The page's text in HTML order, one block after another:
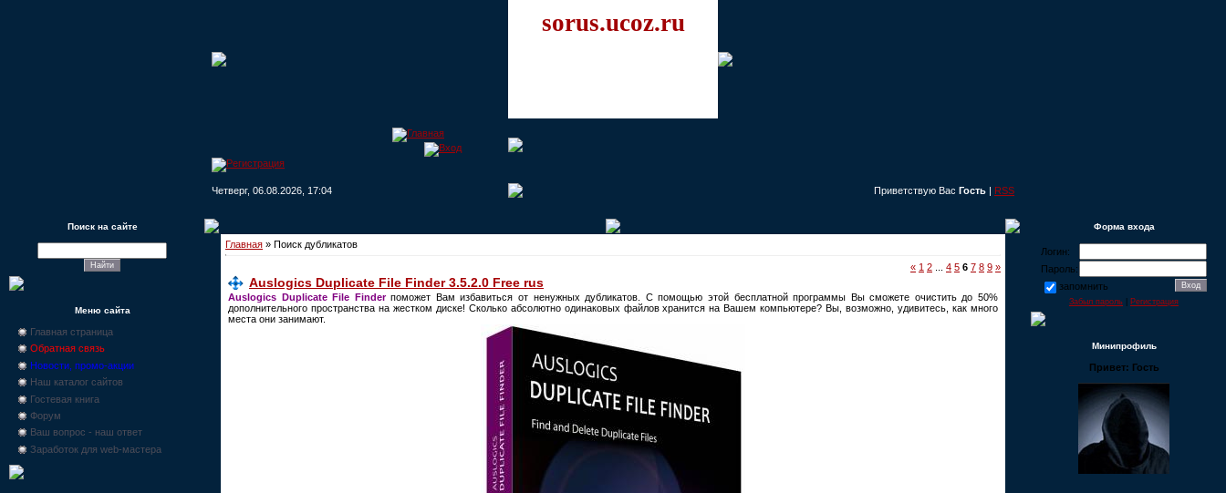
sorus.ucoz.ru
Четверг, 06.08.2026, 17:04 Приветствую Вас Гость | RSS
Поиск на сайте
Меню сайта
Главная страница
Обратная связь
Новости, промо-акции
Наш каталог сайтов
Гостевая книга
Форум
Ваш вопрос - наш ответ
Заработок для web-мастера
Главная » Поиск дубликатов
« 1 2 4 5 6 7 8 9 »
Auslogics Duplicate File Finder 3.5.2.0 Free rus
Auslogics Duplicate File Finderпоможет Вам избавиться от ненужных дубликатов. С помощью этой бесплатной программы Вы сможете очистить до 50%
дополнительного пространства на жестком диске! Сколько абсолютно одинаковых файлов хранится на Вашем компьютере? Вы, возможно, удивитесь, как много
места они занимают.
Форма входа
Логин:
Пароль:
запомнить
Забыл пароль Регистрация
Минипрофиль
Привет: Гость